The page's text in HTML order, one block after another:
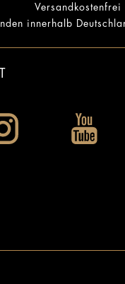
Versandkostenfrei
innerhalb